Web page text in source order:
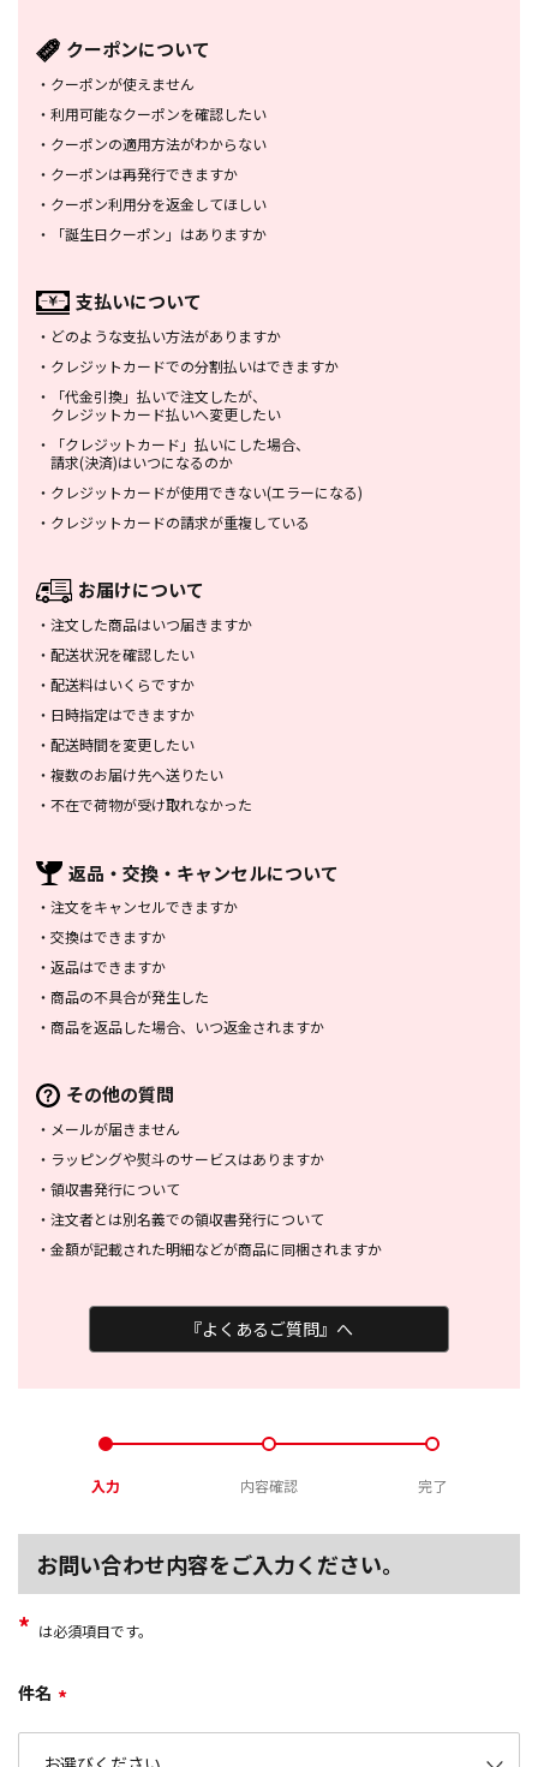
クーポンについて
・ クーポンが使えません
・ 利用可能なクーポンを確認したい
・ クーポンの適用方法がわからない
・ クーポンは再発行できますか
・ クーポン利用分を返金してほしい
・
「誕生日クーポン」はありますか
支払いについて
・ どのような支払い方法がありますか
・ クレジットカードでの分割払いはできますか
・
「代金引換」払いで注文したが、
クレジットカード払いへ変更したい
・
「クレジットカード」払いにした場合、
請求(決済)はいつになるのか
・ クレジットカードが使用できない(エラーになる)
・ クレジットカードの請求が重複している
お届けについて
・ 注文した商品はいつ届きますか
・ 配送状況を確認したい
・ 配送料はいくらですか
・ 日時指定はできますか
・ 配送時間を変更したい
・ 複数のお届け先へ送りたい
・ 不在で荷物が受け取れなかった
返品・交換・ キャンセルについて
・ 注文をキャンセルできますか
・ 交換はできますか
・ 返品はできますか
・ 商品の不具合が発生した
・ 商品を返品した場合、 いつ返金されますか
その他の質問
・ メールが届きません
・ ラッピングや熨斗のサービスはありますか
・ 領収書発行について
・ 注文者とは別名義での領収書発行について
・ 金額が記載された明細などが商品に同梱されますか
『よくあるご質問』へ
入力 内容確認 完了
お問い合わせ内容をご入力ください。
* は必須項目です。
件名 *